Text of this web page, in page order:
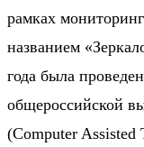
рамках
названием
года была
общероссийской
(Computer